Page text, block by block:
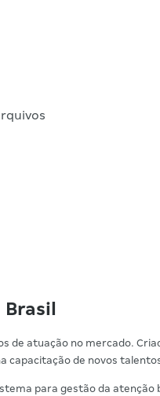
de atuação no mercado.
capacitação de novos
para gestão da